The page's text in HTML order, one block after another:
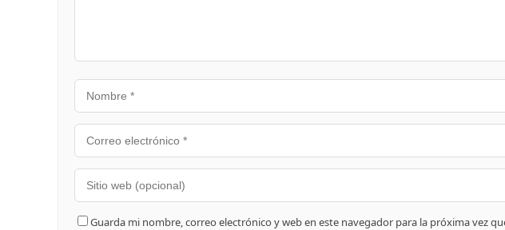
Guarda mi nombre, correo electrónico y web en este navegador para la próxima vez